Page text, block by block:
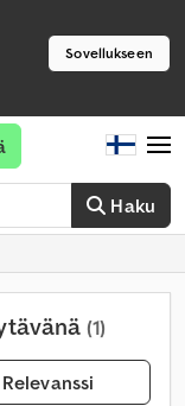
Sovellukseen
Haku
(1)